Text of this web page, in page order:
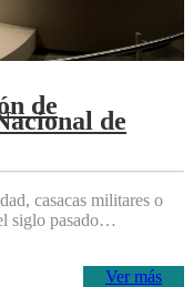
de
de
casacas militares o
siglo pasado…
Ver más